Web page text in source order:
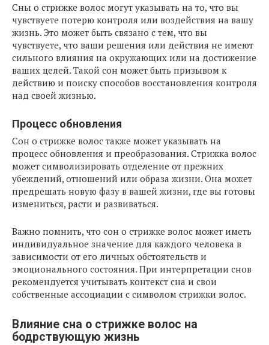
Сны о стрижке волос могут указывать на то, что вы
чувствуете потерю контроля или воздействия на вашу
жизнь. Это может быть связано с тем, что вы
чувствуете, что ваши решения или действия не имеют
сильного влияния на окружающих или на достижение
ваших целей. Такой сон может быть призывом к
действию и поиску способов восстановления контроля
над своей жизнью.
Процесс обновления
Сон о стрижке волос также может указывать на
процесс обновления и преобразования. Стрижка волос
может символизировать отделение от прежних
убеждений, отношений или образа жизни. Она может
предрешать новую фазу в вашей жизни, где вы готовы
измениться, расти и развиваться.
Важно помнить, что сон о стрижке волос может иметь
индивидуальное значение для каждого человека в
зависимости от его личных обстоятельств и
эмоционального состояния. При интерпретации снов
рекомендуется учитывать контекст сна и свои
собственные ассоциации с символом стрижки волос.
Влияние сна о стрижке волос на
бодрствующую жизнь